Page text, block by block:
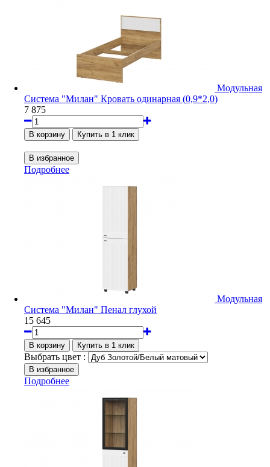
Модульная
Система "Милан" Кровать одинарная (0,9*2,0)
7 875
Подробнее
Модульная
Система "Милан" Пенал глухой
15 645
Выбрать цвет :
Подробнее